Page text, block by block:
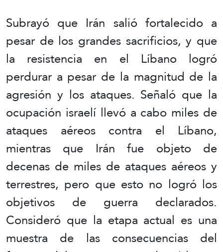
Subrayó que Irán salió fortalecido a
pesar de los grandes sacrificios, y que
la resistencia en el Líbano logró
perdurar a pesar de la magnitud de la
agresión y los ataques. Señaló que la
ocupación israelí llevó a cabo miles de
ataques aéreos contra el Líbano,
mientras que Irán fue objeto de
decenas de miles de ataques aéreos y
terrestres, pero que esto no logró los
objetivos de guerra declarados.
Consideró que la etapa actual es una
muestra de las consecuencias del